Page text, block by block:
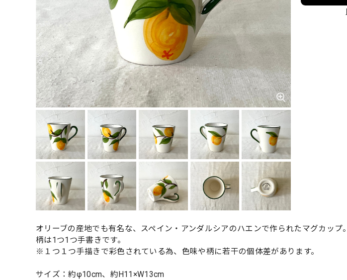
オリーブの産地でも有名な、スペイン・アンダルシアのハエンで作られたマグカップ。
柄は1つ1つ手書きです。
※１つ１つ手描きで彩色されている為、色味や柄に若干の個体差があります。
サイズ：約φ10cm、約H11×W13cm